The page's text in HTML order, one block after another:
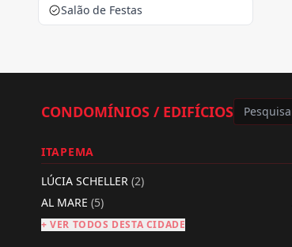
Salão de Festas
CONDOMÍNIOS / EDIFÍCIOS
ITAPEMA
LÚCIA SCHELLER (2)
AL MARE (5)
+ VER TODOS DESTA CIDADE